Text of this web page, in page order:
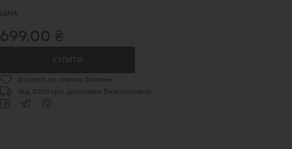
ЦІНА
699.00 ₴
КУПИТИ
Додати до списку бажань
Від 3000 грн. доставка безкоштовна